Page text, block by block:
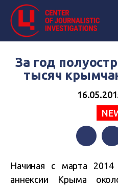
За год
тысяч
Начиная с марта
аннексии Крыма